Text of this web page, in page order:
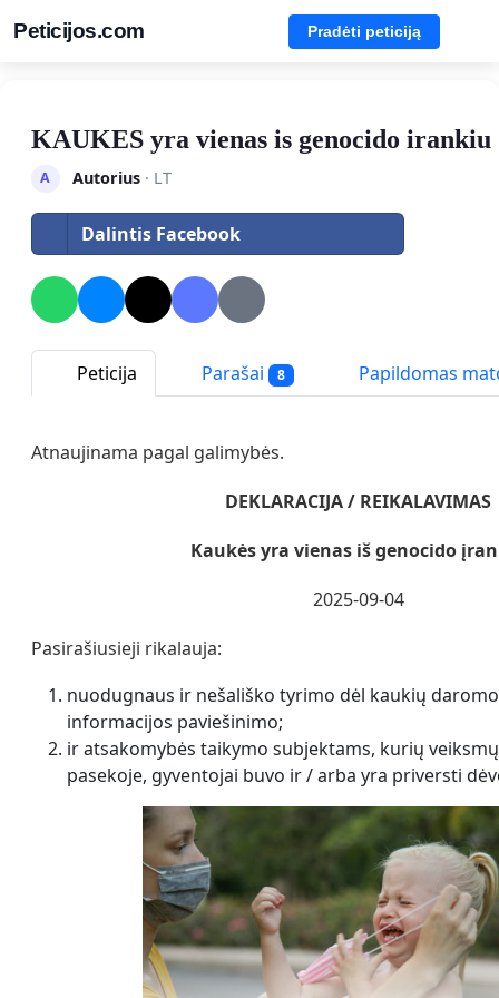
Peticijos.com Pradėti peticiją
KAUKES yra vienas is genocido irankiu
A Autorius· LT
Dalintis Facebook
Peticija Parašai 8 Papildomas
Atnaujinama pagal galimybės.
DEKLARACIJA / REIKALAVIMAS
Kaukės yra vienas iš genocido
2025-09-04
Pasirašiusieji rikalauja:
nuodugnaus ir nešališko tyrimo dėl kaukių
informacijos paviešinimo;
ir atsakomybės taikymo subjektams, kurių
pasekoje, gyventojai buvo ir / arba yra priversti